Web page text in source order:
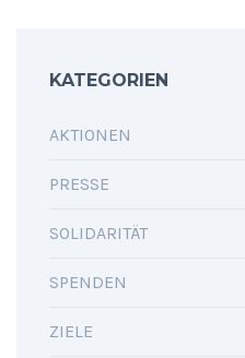
KATEGORIEN
AKTIONEN
PRESSE
SOLIDARITÄT
SPENDEN
ZIELE